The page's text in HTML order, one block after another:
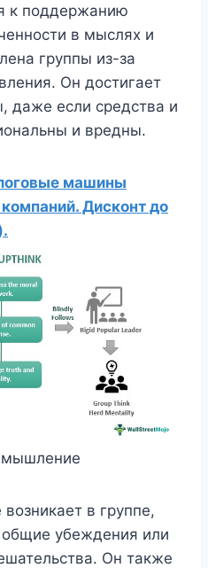
к поддержанию
в мыслях и
группы из-за
Он достигает
даже если средства и
и вредны.
машины
Дисконт до
мышление
в группе,
убеждения или
Он также